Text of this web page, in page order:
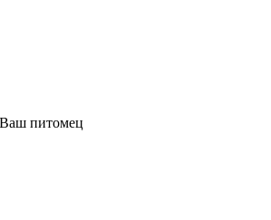
Ваш питомец